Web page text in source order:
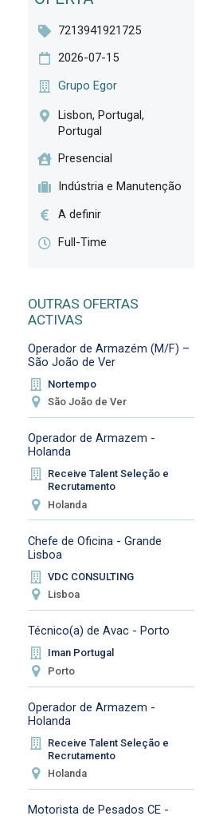
7213941921725
2026-07-15
Grupo Egor
Lisbon, Portugal,
Portugal
Presencial
Indústria e Manutenção
A definir
Full-Time
OUTRAS OFERTAS
ACTIVAS
Operador de Armazém (M/F) –
São João de Ver
Nortempo
São João de Ver
Operador de Armazem -
Holanda
Receive Talent Seleção e
Recrutamento
Holanda
Chefe de Oficina - Grande
Lisboa
VDC CONSULTING
Lisboa
Técnico(a) de Avac - Porto
Iman Portugal
Porto
Operador de Armazem -
Holanda
Receive Talent Seleção e
Recrutamento
Holanda
Motorista de Pesados CE -